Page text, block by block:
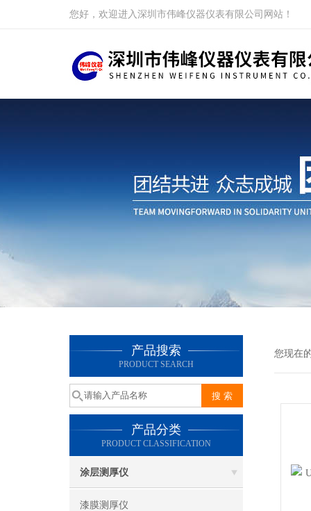
您好，欢迎进入深圳市伟峰仪器仪表有限公司网站！
产品搜索
PRODUCT SEARCH
产品分类
PRODUCT CLASSIFICATION
涂层测厚仪
漆膜测厚仪
您现在